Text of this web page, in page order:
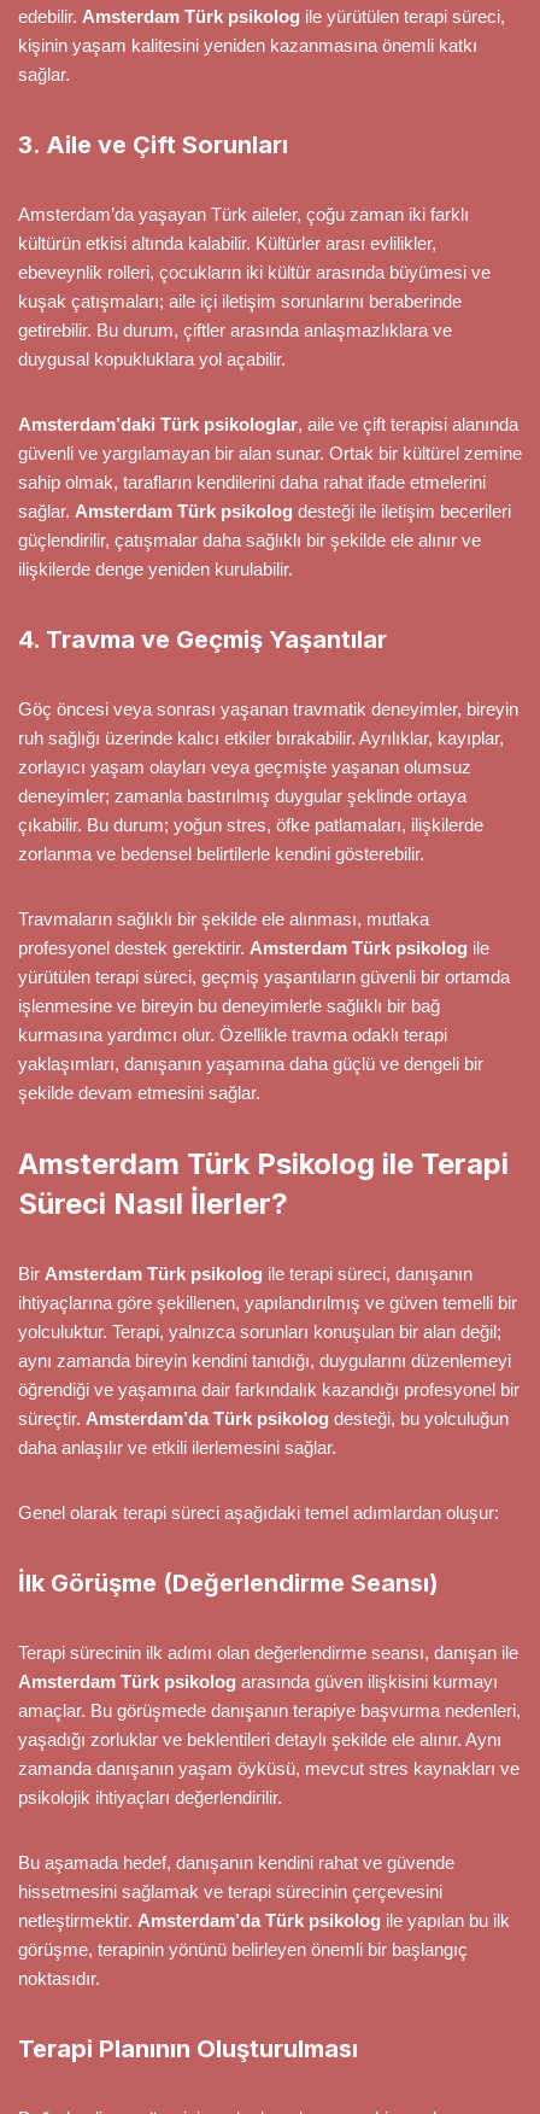
edebilir. Amsterdam Türk psikolog ile yürütülen terapi süreci,
kişinin yaşam kalitesini yeniden kazanmasına önemli katkı
sağlar.
3. Aile ve Çift Sorunları
Amsterdam’da yaşayan Türk aileler, çoğu zaman iki farklı
kültürün etkisi altında kalabilir. Kültürler arası evlilikler,
ebeveynlik rolleri, çocukların iki kültür arasında büyümesi ve
kuşak çatışmaları; aile içi iletişim sorunlarını beraberinde
getirebilir. Bu durum, çiftler arasında anlaşmazlıklara ve
duygusal kopukluklara yol açabilir.
Amsterdam’daki Türk psikologlar, aile ve çift terapisi alanında
güvenli ve yargılamayan bir alan sunar. Ortak bir kültürel zemine
sahip olmak, tarafların kendilerini daha rahat ifade etmelerini
sağlar. Amsterdam Türk psikolog desteği ile iletişim becerileri
güçlendirilir, çatışmalar daha sağlıklı bir şekilde ele alınır ve
ilişkilerde denge yeniden kurulabilir.
4. Travma ve Geçmiş Yaşantılar
Göç öncesi veya sonrası yaşanan travmatik deneyimler, bireyin
ruh sağlığı üzerinde kalıcı etkiler bırakabilir. Ayrılıklar, kayıplar,
zorlayıcı yaşam olayları veya geçmişte yaşanan olumsuz
deneyimler; zamanla bastırılmış duygular şeklinde ortaya
çıkabilir. Bu durum; yoğun stres, öfke patlamaları, ilişkilerde
zorlanma ve bedensel belirtilerle kendini gösterebilir.
Travmaların sağlıklı bir şekilde ele alınması, mutlaka
profesyonel destek gerektirir. Amsterdam Türk psikolog ile
yürütülen terapi süreci, geçmiş yaşantıların güvenli bir ortamda
işlenmesine ve bireyin bu deneyimlerle sağlıklı bir bağ
kurmasına yardımcı olur. Özellikle travma odaklı terapi
yaklaşımları, danışanın yaşamına daha güçlü ve dengeli bir
şekilde devam etmesini sağlar.
Amsterdam Türk Psikolog ile Terapi
Süreci Nasıl İlerler?
Bir Amsterdam Türk psikolog ile terapi süreci, danışanın
ihtiyaçlarına göre şekillenen, yapılandırılmış ve güven temelli bir
yolculuktur. Terapi, yalnızca sorunları konuşulan bir alan değil;
aynı zamanda bireyin kendini tanıdığı, duygularını düzenlemeyi
öğrendiği ve yaşamına dair farkındalık kazandığı profesyonel bir
süreçtir. Amsterdam’da Türk psikolog desteği, bu yolculuğun
daha anlaşılır ve etkili ilerlemesini sağlar.
Genel olarak terapi süreci aşağıdaki temel adımlardan oluşur:
İlk Görüşme (Değerlendirme Seansı)
Terapi sürecinin ilk adımı olan değerlendirme seansı, danışan ile
Amsterdam Türk psikolog arasında güven ilişkisini kurmayı
amaçlar. Bu görüşmede danışanın terapiye başvurma nedenleri,
yaşadığı zorluklar ve beklentileri detaylı şekilde ele alınır. Aynı
zamanda danışanın yaşam öyküsü, mevcut stres kaynakları ve
psikolojik ihtiyaçları değerlendirilir.
Bu aşamada hedef, danışanın kendini rahat ve güvende
hissetmesini sağlamak ve terapi sürecinin çerçevesini
netleştirmektir. Amsterdam’da Türk psikolog ile yapılan bu ilk
görüşme, terapinin yönünü belirleyen önemli bir başlangıç
noktasıdır.
Terapi Planının Oluşturulması